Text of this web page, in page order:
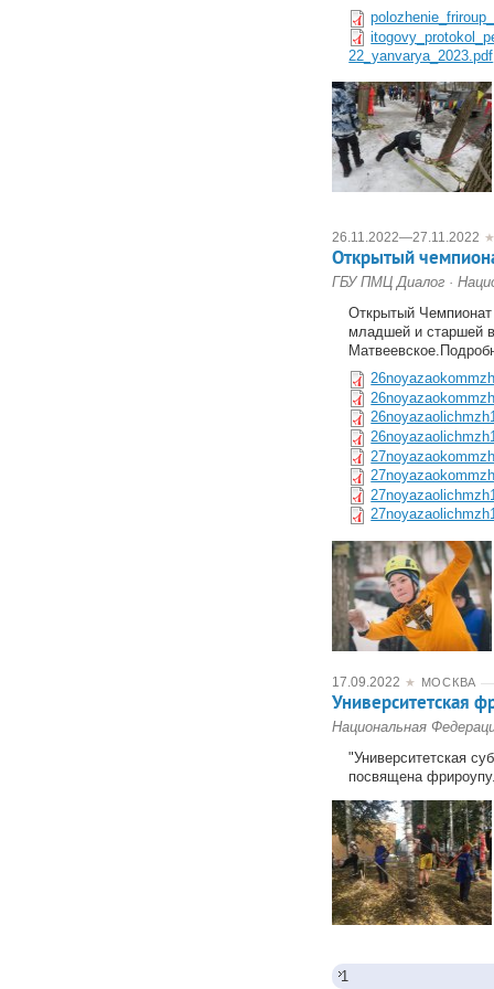
22_yanvarya_2023.pdf
26.11.2022—27.11.2022
Открытый
ГБУ ПМЦ Диалог ·
Открытый
младшей и старшей
17.09.2022 ★ МОСКВА
Университетская
Национальная
"Университетская
посвящена
1